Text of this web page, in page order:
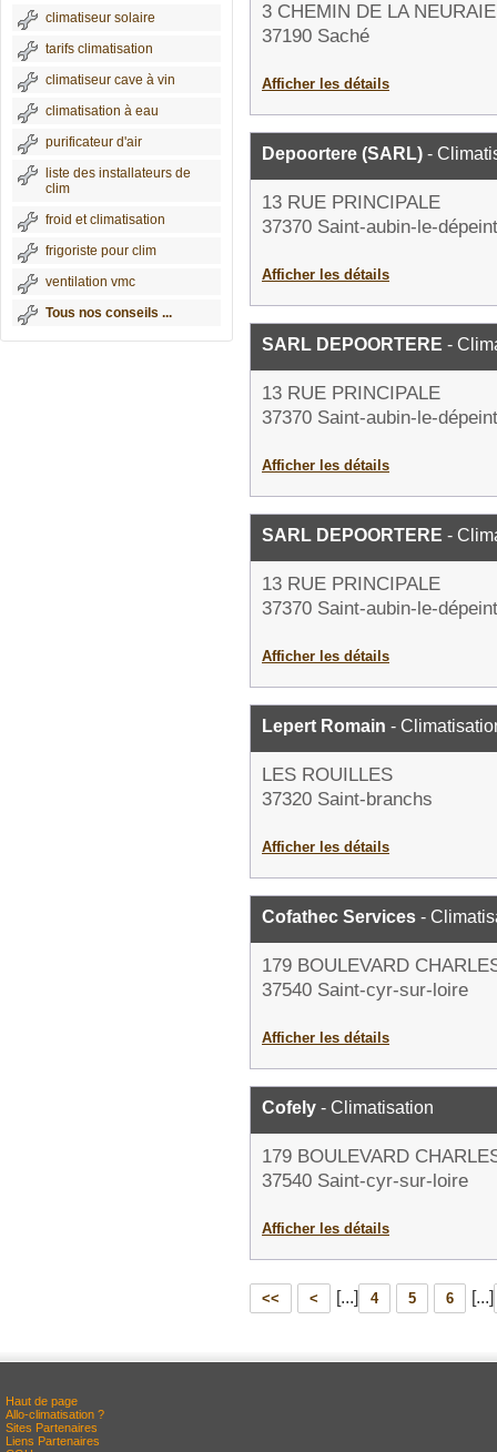
climatiseur solaire
tarifs climatisation
climatiseur cave à vin
climatisation à eau
purificateur d'air
liste des installateurs de
clim
froid et climatisation
frigoriste pour clim
ventilation vmc
Tous nos conseils ...
3 CHEMIN DE LA NEURAIE
37190 Saché
Afficher les détails
Depoortere (SARL) -
13 RUE PRINCIPALE
37370 Saint-aubin-le-dépeint
Afficher les détails
SARL DEPOORTERE -
13 RUE PRINCIPALE
37370 Saint-aubin-le-dépeint
Afficher les détails
SARL DEPOORTERE -
13 RUE PRINCIPALE
37370 Saint-aubin-le-dépeint
Afficher les détails
Lepert Romain -
LES ROUILLES
37320 Saint-branchs
Afficher les détails
Cofathec Services -
179 BOULEVARD
37540 Saint-cyr-sur-loire
Afficher les détails
Cofely - Climatisation
179 BOULEVARD
37540 Saint-cyr-sur-loire
Afficher les détails
<< < [...] 4 5 6 [...]
Haut de page
Allo-climatisation ?
Sites Partenaires
Liens Partenaires